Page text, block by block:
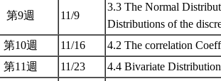
第9週 11/9
3.3 The Normal
Distributions of the
第10週
11/16
4.2 The correlation
第11週
11/23
4.4 Bivariate